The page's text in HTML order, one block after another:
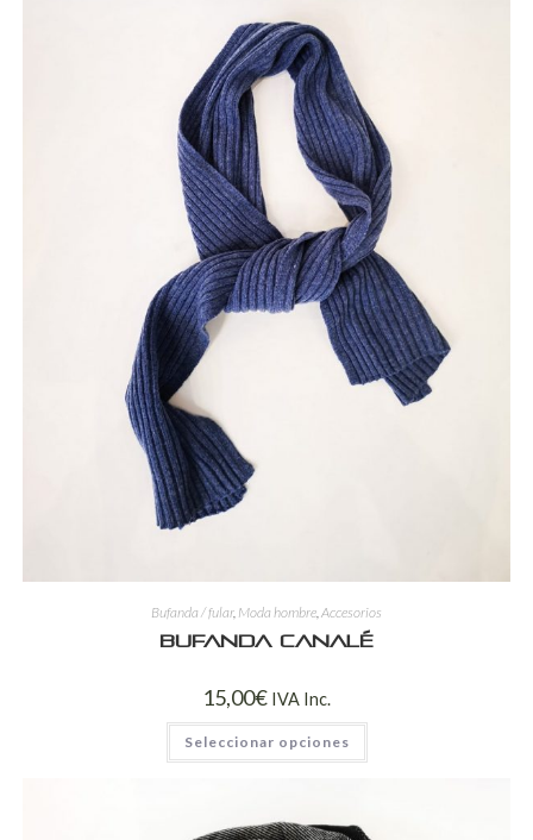
Bufanda / fular, Moda hombre,Accesorios
Bufanda canalé
15,00€ IVA Inc.
Seleccionar opciones